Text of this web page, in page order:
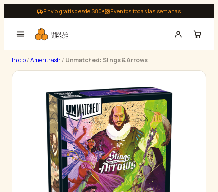
al
contenido
Envío gratis desde $80 Eventos todas las semanas
Inicio/Ameritrash / Unmatched: Slings & Arrows